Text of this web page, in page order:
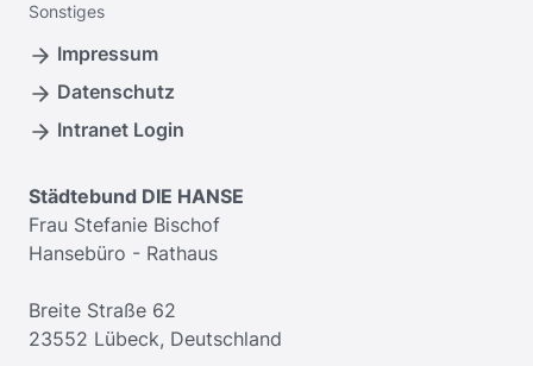
Sonstiges
Impressum
Datenschutz
Intranet Login
Städtebund DIE HANSE
Frau Stefanie Bischof
Hansebüro - Rathaus
Breite Straße 62
23552 Lübeck, Deutschland